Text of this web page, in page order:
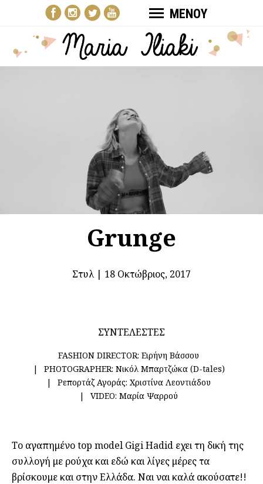
ΜΕΝΟΥ
Grunge
Στυλ| 18 Οκτώβριος, 2017
ΣΥΝΤΕΛΕΣΤΕΣ
FASHION DIRECTOR: Ειρήνη Βάσσου
PHOTOGRAPHER: Νικόλ Μπαρτζώκα (D-tales)
Ρεπορτάζ Αγοράς: Χριστίνα Λεοντιάδου
VIDEO: Μαρία Ψαρρού
Το αγαπημένο top model Gigi Hadid εχει τη δική της
συλλογή με ρούχα και εδώ και λίγες μέρες τα
βρίσκουμε και στην Ελλάδα. Ναι ναι καλά ακούσατε!!